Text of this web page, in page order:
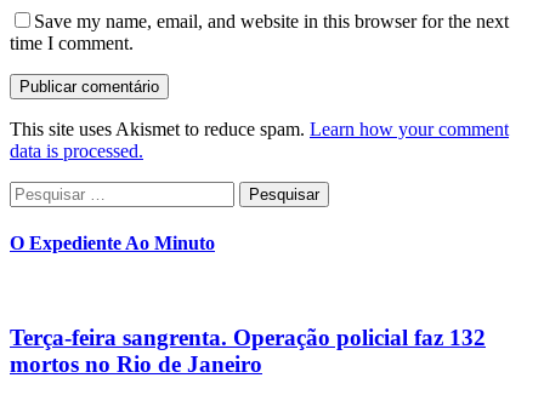
Save my name, email, and website in this browser for the next
time I comment.
This site uses Akismet to reduce spam. Learn how your comment
data is processed.
Pesquisar
por:
O Expediente Ao Minuto
Terça-feira sangrenta. Operação policial faz 132
mortos no Rio de Janeiro